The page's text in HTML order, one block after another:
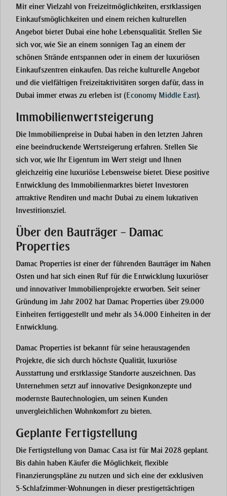
Mit einer Vielzahl von Freizeitmöglichkeiten, erstklassigen
Einkaufsmöglichkeiten und einem reichen kulturellen
Angebot bietet Dubai eine hohe Lebensqualität. Stellen Sie
sich vor, wie Sie an einem sonnigen Tag an einem der
schönen Strände entspannen oder in einem der luxuriösen
Einkaufszentren einkaufen. Das reiche kulturelle Angebot
und die vielfältigen Freizeitaktivitäten sorgen dafür, dass in
Dubai immer etwas zu erleben ist (Economy Middle East).
Immobilienwertsteigerung
Die Immobilienpreise in Dubai haben in den letzten Jahren
eine beeindruckende Wertsteigerung erfahren. Stellen Sie
sich vor, wie Ihr Eigentum im Wert steigt und Ihnen
gleichzeitig eine luxuriöse Lebensweise bietet. Diese positive
Entwicklung des Immobilienmarktes bietet Investoren
attraktive Renditen und macht Dubai zu einem lukrativen
Investitionsziel.
Über den Bauträger – Damac
Properties
Damac Properties ist einer der führenden Bauträger im Nahen
Osten und hat sich einen Ruf für die Entwicklung luxuriöser
und innovativer Immobilienprojekte erworben. Seit seiner
Gründung im Jahr 2002 hat Damac Properties über 29.000
Einheiten fertiggestellt und mehr als 34.000 Einheiten in der
Entwicklung.
Damac Properties ist bekannt für seine herausragenden
Projekte, die sich durch höchste Qualität, luxuriöse
Ausstattung und erstklassige Standorte auszeichnen. Das
Unternehmen setzt auf innovative Designkonzepte und
modernste Bautechnologien, um seinen Kunden
unvergleichlichen Wohnkomfort zu bieten.
Geplante Fertigstellung
Die Fertigstellung von Damac Casa ist für Mai 2028 geplant.
Bis dahin haben Käufer die Möglichkeit, flexible
Finanzierungspläne zu nutzen und sich eine der exklusiven
5-Schlafzimmer-Wohnungen in dieser prestigeträchtigen